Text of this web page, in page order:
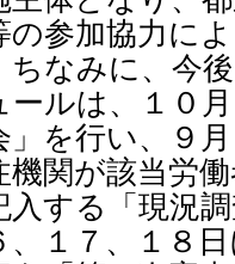
の参加協力に
なみに、今後
ールは、１０
」を行い、９
機関が該当労
入する「現況
、１７、１８